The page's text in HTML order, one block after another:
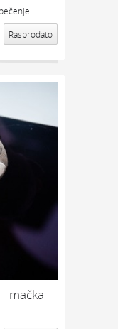
Rasprodato
mačka